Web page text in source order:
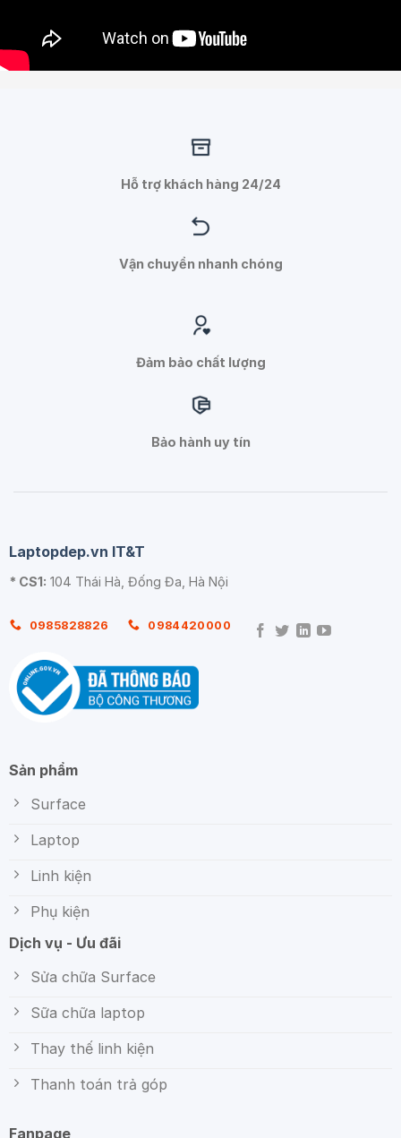
Hỗ trợ khách hàng 24/24
Vận chuyển nhanh chóng
Đảm bảo chất lượng
Bảo hành uy tín
Laptopdep.vn IT&T
* CS1: 104 Thái Hà, Đống Đa, Hà Nội
0985828826 0984420000
Sản phẩm
Surface
Laptop
Linh kiện
Phụ kiện
Dịch vụ - Ưu đãi
Sửa chữa Surface
Sữa chữa laptop
Thay thế linh kiện
Thanh toán trả góp
Fanpage